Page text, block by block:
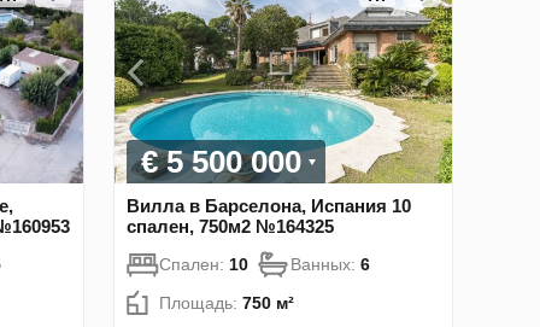
€ 5 500 000
Вилла в Барселона, Испания 10
спален, 750м2 №164325
Спален: 10 Ванных: 6
Площадь: 750 м²